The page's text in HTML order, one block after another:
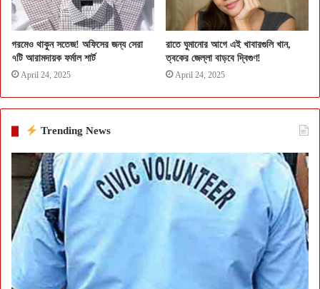
গরমেও থাকুন সতেজ! অফিসের জন্য সেরা
৭টি আরামদায়ক ফর্মাল শার্ট
April 24, 2025
রাতে ঘুমানোর আগে এই খাবারগুলি খান,
ত্বকের জেল্লা বাড়বে দ্বিগুণ!
April 24, 2025
Trending News